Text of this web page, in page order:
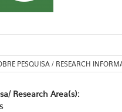
PESQUISA / RESEARCH
Research Area(s):